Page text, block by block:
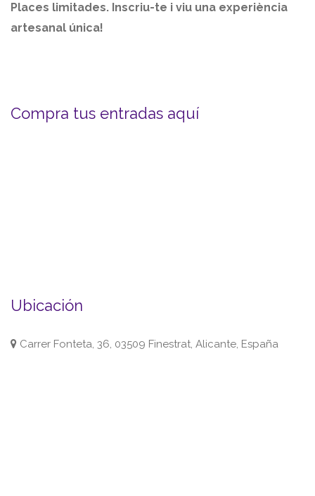
Places limitades. Inscriu-te i viu una experiència
artesanal única!
Compra tus entradas aquí
Ubicación
Carrer Fonteta, 36, 03509 Finestrat, Alicante, España